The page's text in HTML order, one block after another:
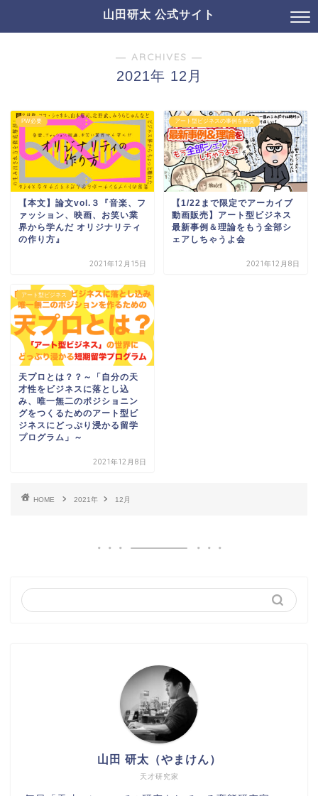
山田研太 公式サイト
― ARCHIVES ―
2021年 12月
PW必要
【本文】論文vol.３『音楽、フ
ァッション、映画、お笑い業
界から学んだ オリジナリティ
の作り方』
2021年12月15日
アート型ビジネスの事例を解説
【1/22まで限定でアーカイブ
動画販売】アート型ビジネス
最新事例＆理論をもう全部シ
ェアしちゃうよ会
2021年12月8日
アート型ビジネス
天プロとは？？～「自分の天
才性をビジネスに落とし込
み、唯一無二のポジショニン
グをつくるためのアート型ビ
ジネスにどっぷり浸かる留学
プログラム」～
2021年12月8日
HOME 2021年 12月
天才研究家
山田 研太（やまけん）